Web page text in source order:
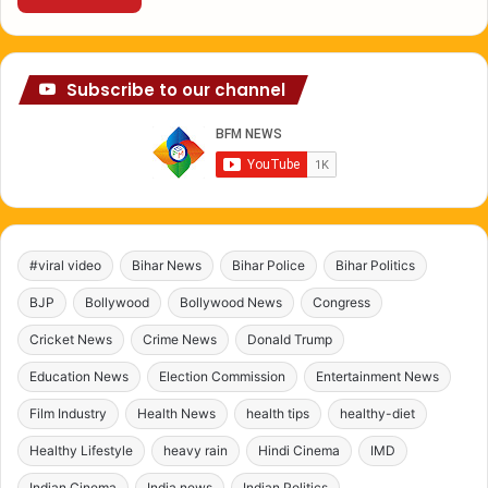
Subscribe to our channel
#viral video Bihar News Bihar Police Bihar Politics
BJP Bollywood Bollywood News Congress
Cricket News Crime News Donald Trump
Education News Election Commission Entertainment News
Film Industry Health News health tips healthy-diet
Healthy Lifestyle heavy rain Hindi Cinema IMD